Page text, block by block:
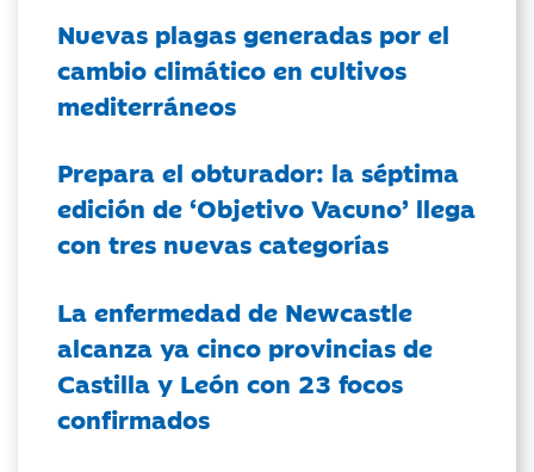
Nuevas plagas generadas por el
cambio climático en cultivos
mediterráneos
Prepara el obturador: la séptima
edición de ‘Objetivo Vacuno’ llega
con tres nuevas categorías
La enfermedad de Newcastle
alcanza ya cinco provincias de
Castilla y León con 23 focos
confirmados